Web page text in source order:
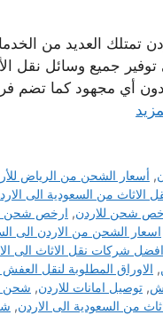
العديد من
جميع وسائل نقل
دون أي مجهود كما تضم
, أسعار الشحن من الرياض
الاثاث من السعودية الى
شحن للاردن, ارخص شحن
اسعار الشحن من الاردن الى
افضل شركات نقل الاثاث الى
, الاوراق المطلوبة لنقل
, توصيل امانات للاردن, شحن
من السعودية الى الاردن,